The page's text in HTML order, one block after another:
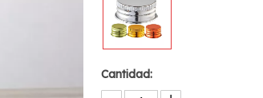
Cantidad: